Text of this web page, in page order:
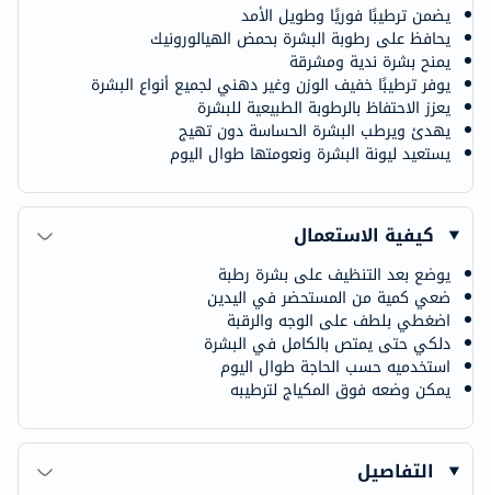
يضمن ترطيبًا فوريًا وطويل الأمد
يحافظ على رطوبة البشرة بحمض الهيالورونيك
يمنح بشرة ندية ومشرقة
يوفر ترطيبًا خفيف الوزن وغير دهني لجميع أنواع البشرة
يعزز الاحتفاظ بالرطوبة الطبيعية للبشرة
يهدئ ويرطب البشرة الحساسة دون تهيج
يستعيد ليونة البشرة ونعومتها طوال اليوم
كيفية الاستعمال
يوضع بعد التنظيف على بشرة رطبة
ضعي كمية من المستحضر في اليدين
اضغطي بلطف على الوجه والرقبة
دلكي حتى يمتص بالكامل في البشرة
استخدميه حسب الحاجة طوال اليوم
يمكن وضعه فوق المكياج لترطيبه
التفاصيل